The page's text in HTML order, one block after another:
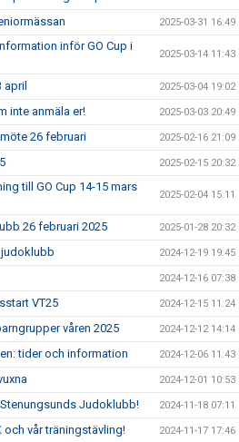
2025-03-31 16:49
inför GO Cup i
2025-03-14 11:43
april 2025-03-04 19:02
inte anmäla er! 2025-03-03 20:49
26 februari 2025-02-16 21:09
2025-02-15 20:32
till GO Cup 14-15 mars
2025-02-04 15:11
26 februari 2025 2025-01-28 20:32
2024-12-19 19:45
2024-12-16 07:38
VT25 2024-12-15 11:24
våren 2025 2024-12-12 14:14
tider och information 2024-12-06 11:43
2024-12-01 10:53
Judoklubb! 2024-11-18 07:11
vår träningstävling! 2024-11-17 17:46